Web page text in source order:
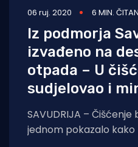
06 ruj. 2020 6 MIN.
Iz podmorja
izvađeno na
otpada – U
sudjelovao i
SAVUDRIJA – Čišćenje
jednom pokazalo